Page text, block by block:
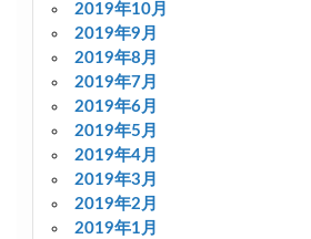
2019年10月
2019年9月
2019年8月
2019年7月
2019年6月
2019年5月
2019年4月
2019年3月
2019年2月
2019年1月